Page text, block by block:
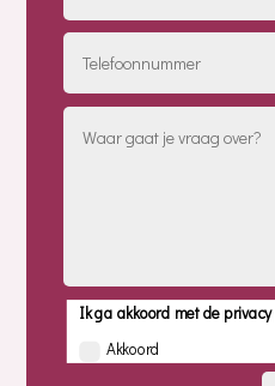
Ik ga akkoord met de
Akkoord